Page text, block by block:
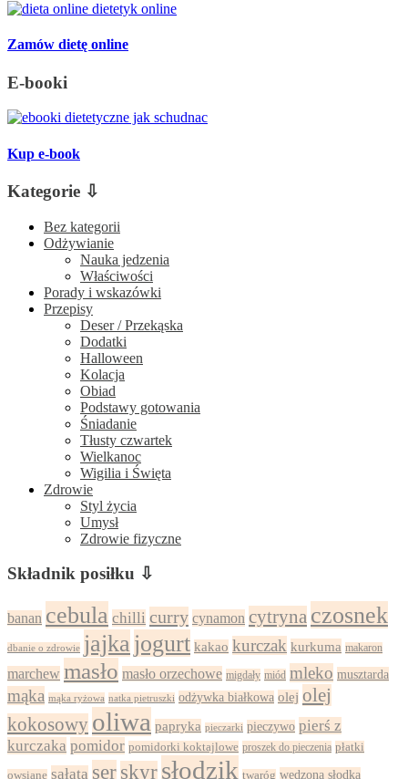
Zamów dietę online
E-booki
Kup e-book
Kategorie ⇩
Bez kategorii
Odżywianie
Nauka jedzenia
Właściwości
Porady i wskazówki
Przepisy
Deser / Przekąska
Dodatki
Halloween
Kolacja
Obiad
Podstawy gotowania
Śniadanie
Tłusty czwartek
Wielkanoc
Wigilia i Święta
Zdrowie
Styl życia
Umysł
Zdrowie fizyczne
Składnik posiłku ⇩
banan cebula chilli curry cynamon cytryna czosnek
dbanie o zdrowie jajka jogurt kakao kurczak kurkuma makaron
marchew masło masło orzechowe migdały miód mleko musztarda
mąka mąka ryżowa natka pietruszki odżywka białkowa olej olej
kokosowy oliwa papryka pieczarki pieczywo pierś z
kurczaka pomidor pomidorki koktajlowe proszek do pieczenia płatki
owsiane sałata ser skyr słodzik twaróg wędzona słodka